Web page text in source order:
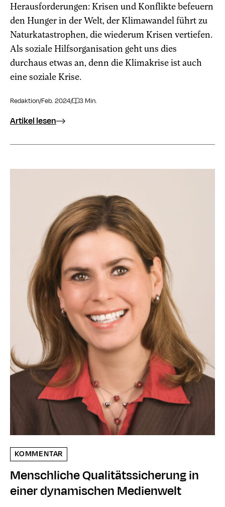
Herausforderungen: Krisen und Konflikte befeuern
den Hunger in der Welt, der Klimawandel führt zu
Naturkatastrophen, die wiederum Krisen vertiefen.
Als soziale Hilfsorganisation geht uns dies
durchaus etwas an, denn die Klimakrise ist auch
eine soziale Krise.
Redaktion/Feb. 2024/ 3 Min.
Artikel lesen
KOMMENTAR
Menschliche Qualitäts­sicherung in
einer dynamischen Medienwelt